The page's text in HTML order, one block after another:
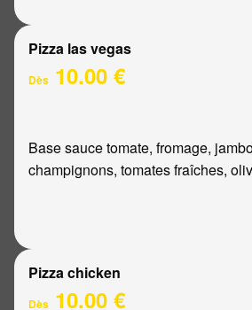
Pizza las vegas
Dès 10.00 €
Base sauce tomate, fromage,
champignons, tomates fraîches,
Pizza chicken
Dès 10.00 €